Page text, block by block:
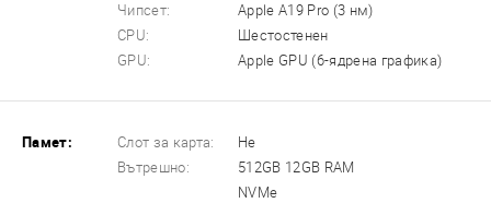
Чипсет:
Apple A19 Pro (3 нм)
CPU:
Шестостенен
GPU:
Apple GPU (6-ядрена графика)
Памет: Слот за карта:
Не
Вътрешно:
512GB 12GB RAM
NVMe